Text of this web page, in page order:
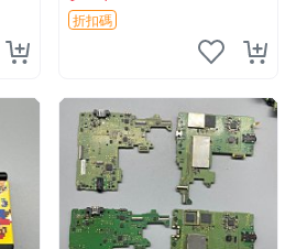
FC 游戲機
折扣碼